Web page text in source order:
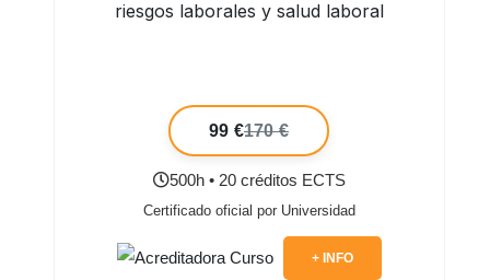
riesgos laborales y salud laboral
99 €170 €
500h • 20 créditos ECTS
Certificado oficial por Universidad
+ INFO